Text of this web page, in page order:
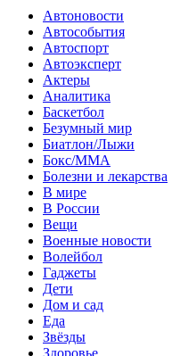
Автоновости
Автособытия
Автоспорт
Автоэксперт
Актеры
Аналитика
Баскетбол
Безумный мир
Биатлон/Лыжи
Бокс/MMA
Болезни и лекарства
В мире
В России
Вещи
Военные новости
Волейбол
Гаджеты
Дети
Дом и сад
Еда
Звёзды
Здоровье